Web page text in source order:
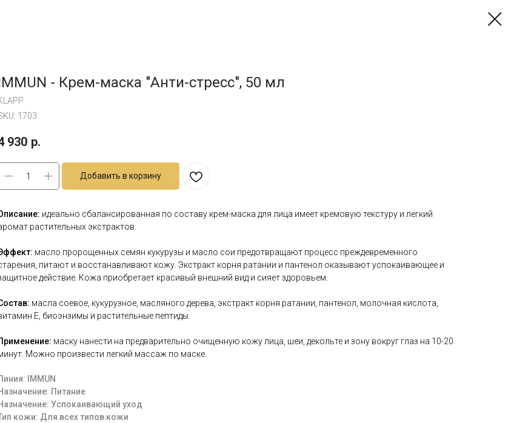
- Крем-маска "Анти-стресс", 50 мл
1703
930 р.
Добавить в корзину
идеально сбалансированная по составу крем-маска для лица имеет кремовую текстуру и легкий
растительных экстрактов.
масло пророщенных семян кукурузы и масло сои предотвращают процесс преждевременного
питают и восстанавливают кожу. Экстракт корня ратании и пантенол оказывают успокаивающее и
действие. Кожа приобретает красивый внешний вид и сияет здоровьем.
масла соевое, кукурузное, масляного дерева, экстракт корня ратании, пантенол, молочная кислота,
Е, биоэнзимы и растительные пептиды.
маску нанести на предварительно очищенную кожу лица, шеи, декольте и зону вокруг глаз на 10-20
Можно произвести легкий массаж по маске.
IMMUN
Питание
Успокаивающий уход
кожи: Для всех типов кожи